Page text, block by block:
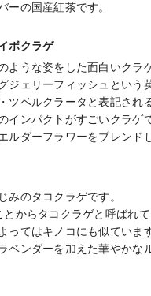
ーの国産紅茶です。
ボクラゲ
ような姿をした面白いクラ
ジェリーフィッシュという
ツベルクラータと表記され
インパクトがすごいクラゲ
ルダーフラワーをブレンド
みのタコクラゲです。
からタコクラゲと呼ばれて
ってはキノコにも似ています
ベンダーを加えた華やかな